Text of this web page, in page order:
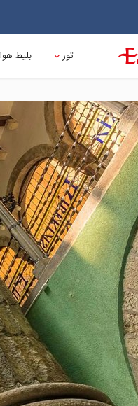
تور بلیط